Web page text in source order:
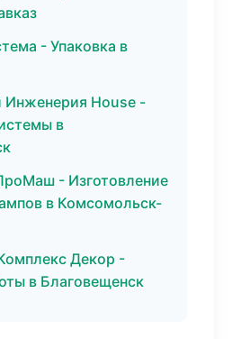
- Упаковка в
House -
в
- Изготовление
в Комсомольск-
Декор -
в Благовещенск